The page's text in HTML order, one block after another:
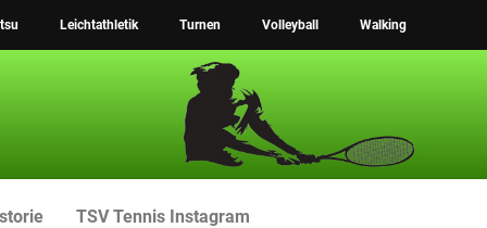
Leichtathletik Turnen Volleyball Walking
TSV Tennis Instagram